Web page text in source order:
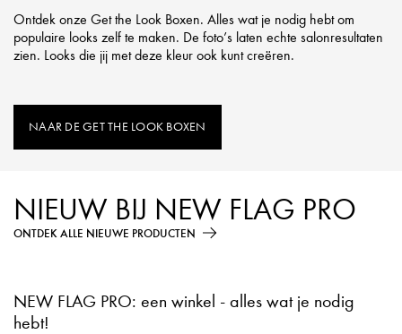
Ontdek onze Get the Look Boxen. Alles wat je nodig hebt om
populaire looks zelf te maken. De foto’s laten echte salonresultaten
zien. Looks die jij met deze kleur ook kunt creëren.
NAAR DE GET THE LOOK BOXEN
NIEUW BIJ NEW FLAG PRO
ONTDEK ALLE NIEUWE PRODUCTEN
NEW FLAG PRO: een winkel - alles wat je nodig
hebt!